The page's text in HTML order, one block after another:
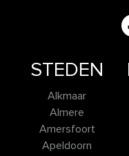
STEDEN
Alkmaar
Almere
Amersfoort
Apeldoorn